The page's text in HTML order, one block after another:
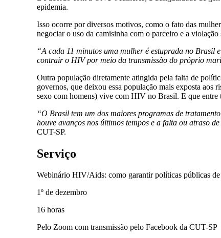
epidemia.
Isso ocorre por diversos motivos, como o fato das
negociar o uso da camisinha com o parceiro e a
“A cada 11 minutos uma mulher é estuprada no Brasil
contrair o HIV por meio da transmissão do próprio
Outra população diretamente atingida pela falta de
governos, que deixou essa população mais exposta aos
sexo com homens) vive com HIV no Brasil. E que entre
“O Brasil tem um dos maiores programas de
houve avanços nos últimos tempos e a falta ou atraso
CUT-SP.
Serviço
Webinário HIV/Aids: como garantir políticas públicas
1º de dezembro
16 horas
Pelo Zoom com transmissão pelo Facebook da CUT-SP